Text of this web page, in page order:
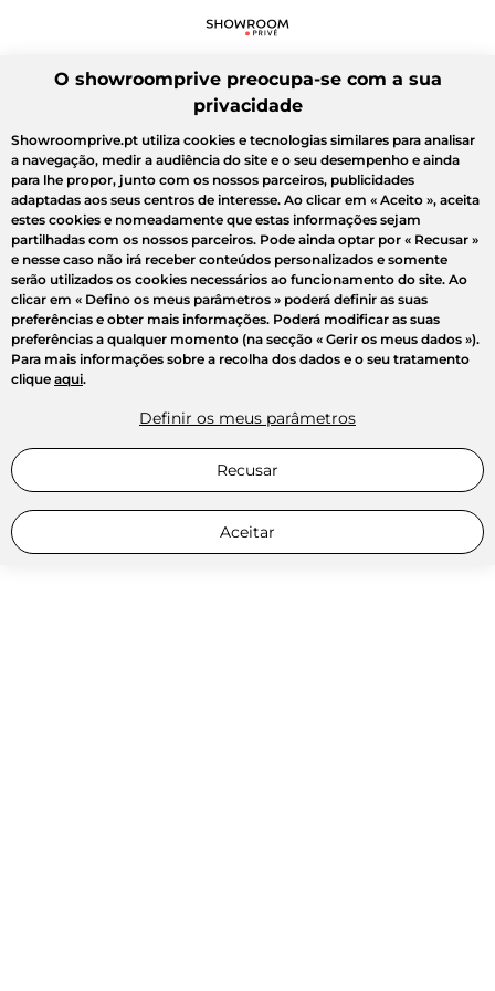
O showroomprive preocupa-se com a sua
privacidade
Showroomprive.pt utiliza cookies e tecnologias similares para analisar
a navegação, medir a audiência do site e o seu desempenho e ainda
para lhe propor, junto com os nossos parceiros, publicidades
adaptadas aos seus centros de interesse. Ao clicar em « Aceito », aceita
estes cookies e nomeadamente que estas informações sejam
partilhadas com os nossos parceiros. Pode ainda optar por « Recusar »
e nesse caso não irá receber conteúdos personalizados e somente
serão utilizados os cookies necessários ao funcionamento do site. Ao
clicar em « Defino os meus parâmetros » poderá definir as suas
preferências e obter mais informações. Poderá modificar as suas
preferências a qualquer momento (na secção « Gerir os meus dados »).
Para mais informações sobre a recolha dos dados e o seu tratamento
clique aqui.
Definir os meus parâmetros
Recusar
Aceitar